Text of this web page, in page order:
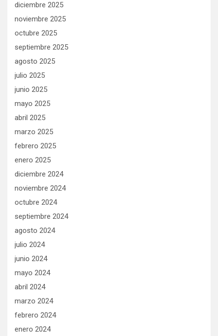
diciembre 2025
noviembre 2025
octubre 2025
septiembre 2025
agosto 2025
julio 2025
junio 2025
mayo 2025
abril 2025
marzo 2025
febrero 2025
enero 2025
diciembre 2024
noviembre 2024
octubre 2024
septiembre 2024
agosto 2024
julio 2024
junio 2024
mayo 2024
abril 2024
marzo 2024
febrero 2024
enero 2024